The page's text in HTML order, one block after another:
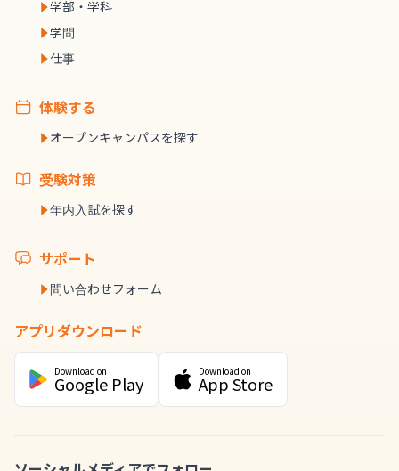
学部・学科
学問
仕事
体験する
オープンキャンパスを探す
受験対策
年内入試を探す
サポート
問い合わせフォーム
アプリダウンロード
Download on
Google Play
Download on
App Store